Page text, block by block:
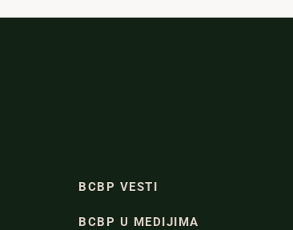
BCBP VESTI
BCBP U MEDIJIMA